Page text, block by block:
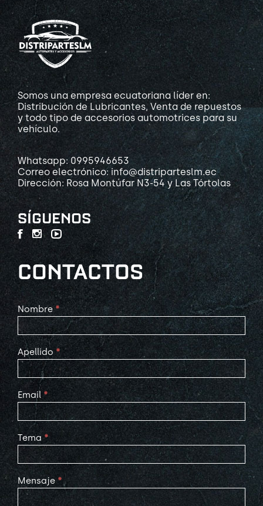
Somos una empresa ecuatoriana líder en:
Distribución de Lubricantes, Venta de repuestos
y todo tipo de accesorios automotrices para su
vehículo.
Whatsapp: 0995946653
Correo electrónico: info@distriparteslm.ec
Dirección: Rosa Montúfar N3-54 y Las Tórtolas
SÍGUENOS
CONTACTOS
Contact
Us
Nombre *
Apellido *
Email *
Tema *
Mensaje *